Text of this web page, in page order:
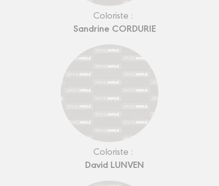
Coloriste :
Sandrine CORDURIE
Coloriste :
David LUNVEN